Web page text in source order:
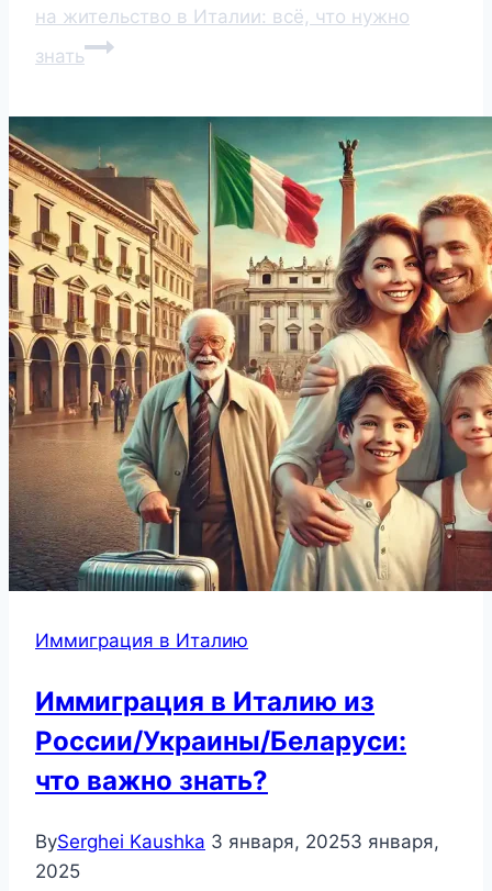
на жительство в Италии: всё, что нужно
знать
Иммиграция в Италию
Иммиграция в Италию из
России/Украины/Беларуси:
что важно знать?
BySerghei Kaushka 3 января, 20253 января,
2025